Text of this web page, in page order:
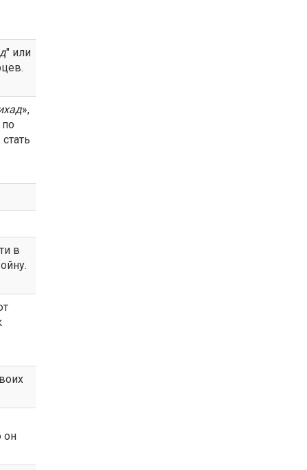
" или
»,
по
в
он